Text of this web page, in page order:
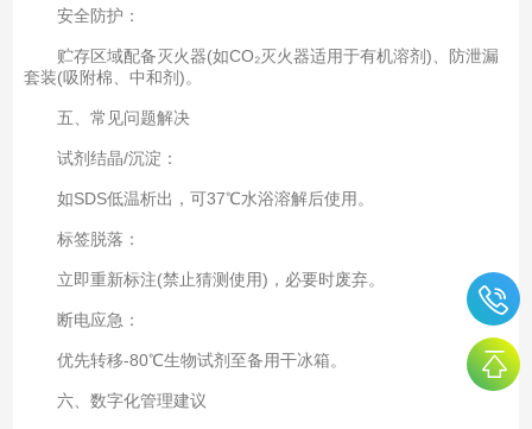
安全防护：
贮存区域配备灭火器(如CO₂灭火器适用于有机溶剂)、防泄漏
套装(吸附棉、中和剂)。
五、常见问题解决
试剂结晶/沉淀：
如SDS低温析出，可37℃水浴溶解后使用。
标签脱落：
立即重新标注(禁止猜测使用)，必要时废弃。
断电应急：
优先转移-80℃生物试剂至备用干冰箱。
六、数字化管理建议